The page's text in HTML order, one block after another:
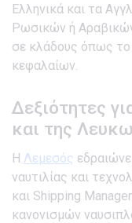
Ελληνικά και τα
Ρωσικών ή
σε κλάδους όπως το
κεφαλαίων.
Δεξιότητες
και της
Η Λεμεσός
ναυτιλίας και
και Shipping
κανονισμών